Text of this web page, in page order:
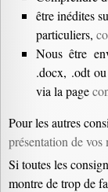
être inédites
particuliers,
Nous être
.docx, .odt
via la page
Pour les autres
présentation de vos
Si toutes les
montre de trop de